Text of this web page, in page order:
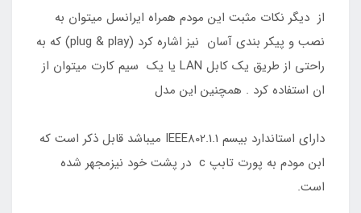
از دیگر نکات مثبت این مودم همراه ایرانسل میتوان به
نصب و پیکر بندی آسان نیز اشاره کرد (plug & play) که به
راحتی از طریق یک کابل LAN یا یک سیم کارت میتوان از
ان استفاده کرد . همچنین این مدل
دارای استاندارد بیسم IEEE802.1.1 میباشد قابل ذکر است که
ابن مودم به پورت تابپ c در پشت خود نیزمجهر شده
است.